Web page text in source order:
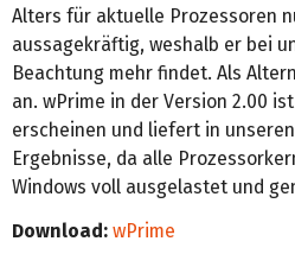
Alters für aktuelle Prozessoren
aussagekräftig, weshalb er bei
Beachtung mehr findet. Als
an. wPrime in der Version 2.00
erscheinen und liefert in
Ergebnisse, da alle
Windows voll ausgelastet und
Download: wPrime